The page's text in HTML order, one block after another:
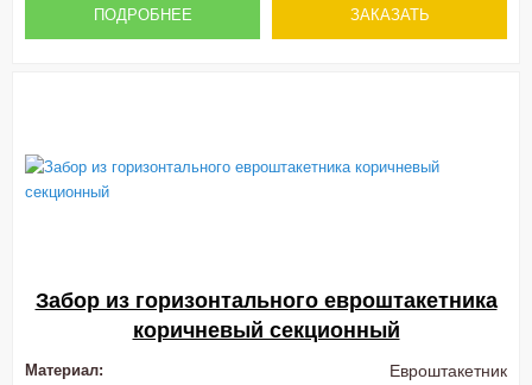
ПОДРОБНЕЕ ЗАКАЗАТЬ
Забор из горизонтального евроштакетника
коричневый секционный
Материал: Евроштакетник